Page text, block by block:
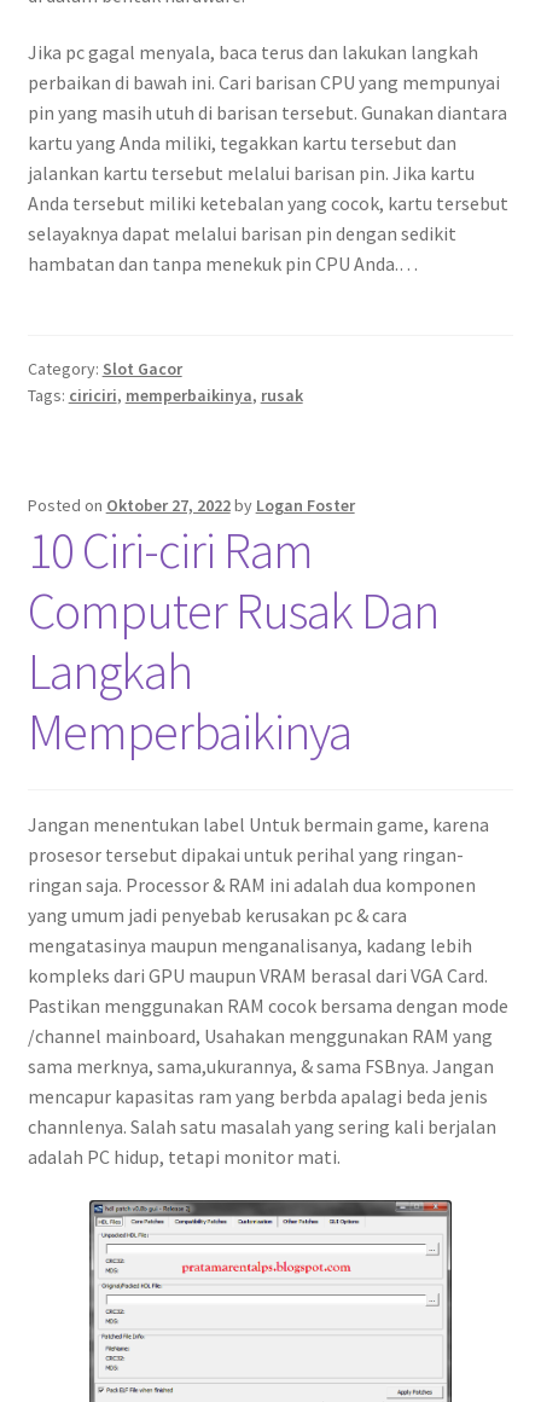
Jika pc gagal menyala, baca terus dan lakukan langkah
perbaikan di bawah ini. Cari barisan CPU yang mempunyai
pin yang masih utuh di barisan tersebut. Gunakan diantara
kartu yang Anda miliki, tegakkan kartu tersebut dan
jalankan kartu tersebut melalui barisan pin. Jika kartu
Anda tersebut miliki ketebalan yang cocok, kartu tersebut
selayaknya dapat melalui barisan pin dengan sedikit
hambatan dan tanpa menekuk pin CPU Anda.…
Category: Slot Gacor
Tags: ciriciri, memperbaikinya, rusak
Posted on Oktober 27, 2022by Logan Foster
10 Ciri-ciri Ram
Computer Rusak Dan
Langkah
Memperbaikinya
Jangan menentukan label Untuk bermain game, karena
prosesor tersebut dipakai untuk perihal yang ringan-
ringan saja. Processor & RAM ini adalah dua komponen
yang umum jadi penyebab kerusakan pc & cara
mengatasinya maupun menganalisanya, kadang lebih
kompleks dari GPU maupun VRAM berasal dari VGA Card.
Pastikan menggunakan RAM cocok bersama dengan mode
/channel mainboard, Usahakan menggunakan RAM yang
sama merknya, sama,ukurannya, & sama FSBnya. Jangan
mencapur kapasitas ram yang berbda apalagi beda jenis
channlenya. Salah satu masalah yang sering kali berjalan
adalah PC hidup, tetapi monitor mati.